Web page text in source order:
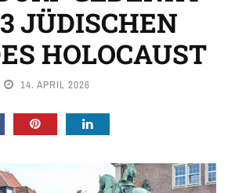
JÜDISCHEN
HOLOCAUST
14. APRIL 2026